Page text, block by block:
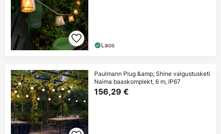
Laos
Paulmann Plug &amp; Shine valgustusketi
Naima baaskomplekt, 6 m, IP67
156,29 €